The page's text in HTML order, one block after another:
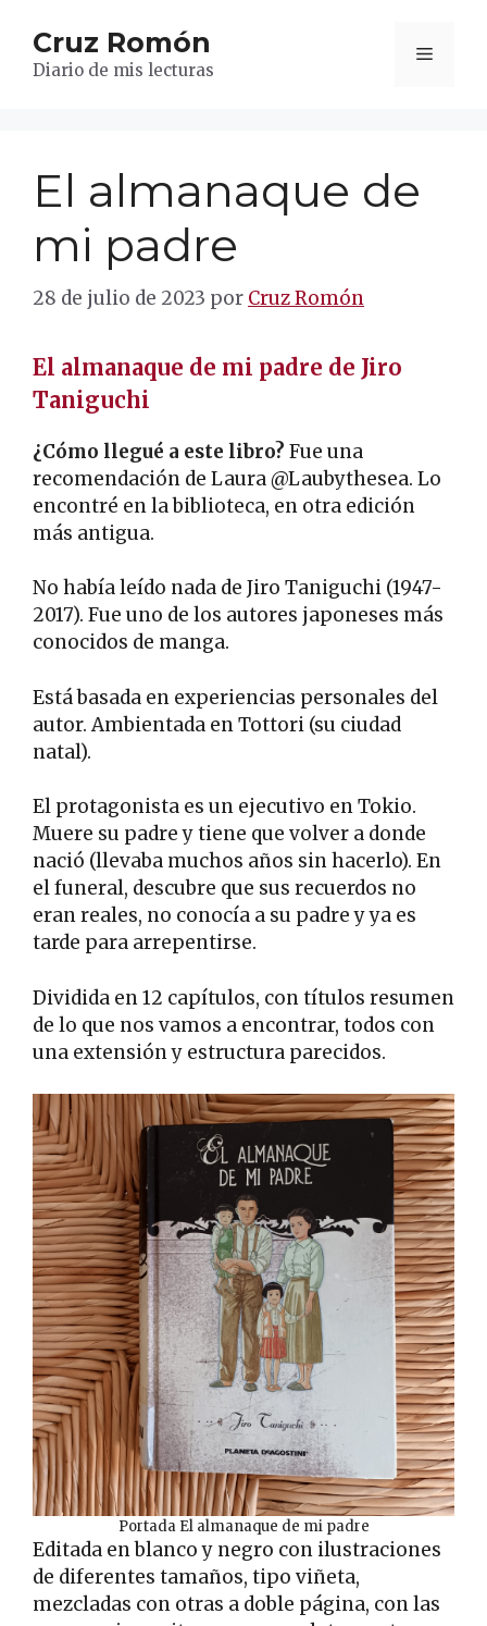
contenido
Cruz Romón
Diario de mis lecturas
Menú
El almanaque de
mi padre
28 de julio de 2023 por Cruz Romón
El almanaque de mi padre de Jiro
Taniguchi
¿Cómo llegué a este libro? Fue una
recomendación de Laura @Laubythesea. Lo
encontré en la biblioteca, en otra edición
más antigua.
No había leído nada de Jiro Taniguchi (1947-
2017). Fue uno de los autores japoneses más
conocidos de manga.
Está basada en experiencias personales del
autor. Ambientada en Tottori (su ciudad
natal).
El protagonista es un ejecutivo en Tokio.
Muere su padre y tiene que volver a donde
nació (llevaba muchos años sin hacerlo). En
el funeral, descubre que sus recuerdos no
eran reales, no conocía a su padre y ya es
tarde para arrepentirse.
Dividida en 12 capítulos, con títulos resumen
de lo que nos vamos a encontrar, todos con
una extensión y estructura parecidos.
Portada El almanaque de mi padre
Editada en blanco y negro con ilustraciones
de diferentes tamaños, tipo viñeta,
mezcladas con otras a doble página, con las